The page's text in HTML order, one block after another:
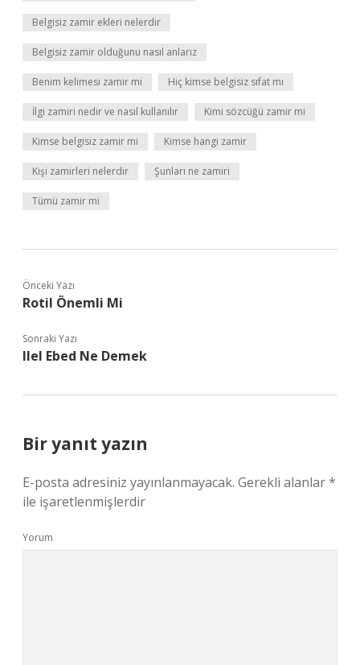
Belgisiz zamir ekleri nelerdir
Belgisiz zamir olduğunu nasıl anlarız
Benim kelimesi zamir mi Hiç kimse belgisiz sıfat mı
İlgi zamiri nedir ve nasıl kullanılır Kimi sözcüğü zamir mi
Kimse belgisiz zamir mi Kimse hangi zamir
Kişi zamirleri nelerdir Şunları ne zamiri
Tümü zamir mi
Önceki Yazı
Rotil Önemli Mi
Sonraki Yazı
Ilel Ebed Ne Demek
Bir yanıt yazın
E-posta adresiniz yayınlanmayacak. Gerekli alanlar*
ile işaretlenmişlerdir
Yorum